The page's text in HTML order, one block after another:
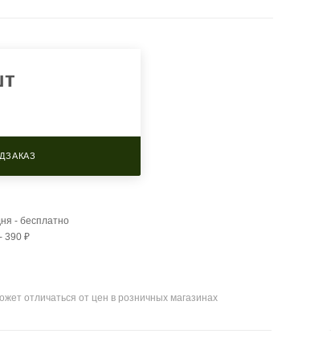
- бесплатно
390 ₽
отличаться от цен в розничных магазинах